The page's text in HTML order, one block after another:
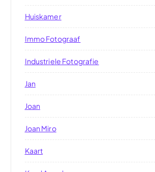
Huiskamer
Immo Fotograaf
Industriele Fotografie
Jan
Joan
Joan Miro
Kaart